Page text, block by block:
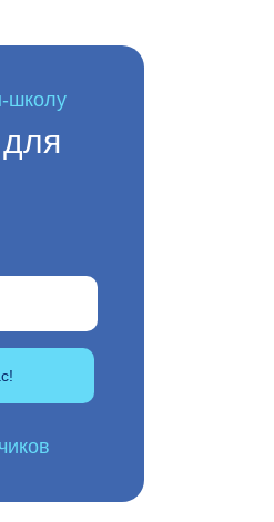
школу